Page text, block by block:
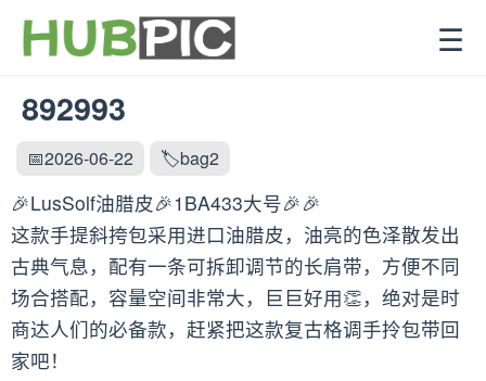
☰
892993
📅2026-06-22 🏷️bag2
🎉LusSolf油腊皮🎉1BA433大号🎉🎉
这款手提斜挎包采用进口油腊皮，油亮的色泽散发出
古典气息，配有一条可拆卸调节的长肩带，方便不同
场合搭配，容量空间非常大，巨巨好用👏，绝对是时
商达人们的必备款，赶紧把这款复古格调手拎包带回
家吧！